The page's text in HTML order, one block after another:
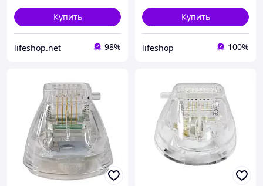
Купить
lifeshop.net 98%
Купить
lifeshop 100%